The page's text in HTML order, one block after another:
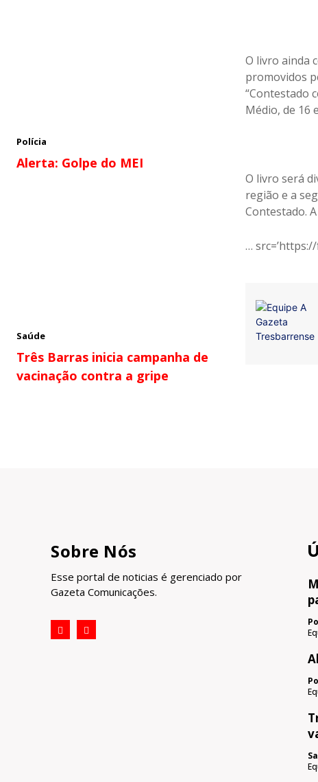
Polícia
Alerta: Golpe do MEI
Saúde
Três Barras inicia campanha de
vacinação contra a gripe
O livro ainda
promovidos
“Contestado
Médio, de 16
O livro será
região e a
Contestado.
…
Sobre Nós
Esse portal de noticias é gerenciado por
Gazeta Comunicações.